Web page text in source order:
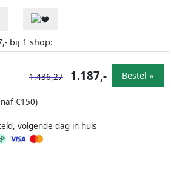
bij 1 shop:
€150)
volgende dag in huis
1.436,27 1.187,- Bestel »